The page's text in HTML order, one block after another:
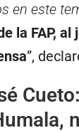
en este
la FAP,
”,